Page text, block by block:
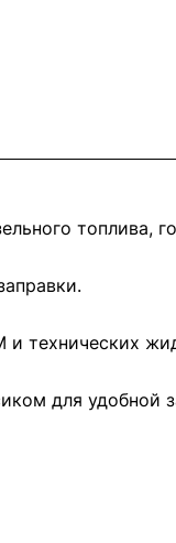
и технических
для удобной